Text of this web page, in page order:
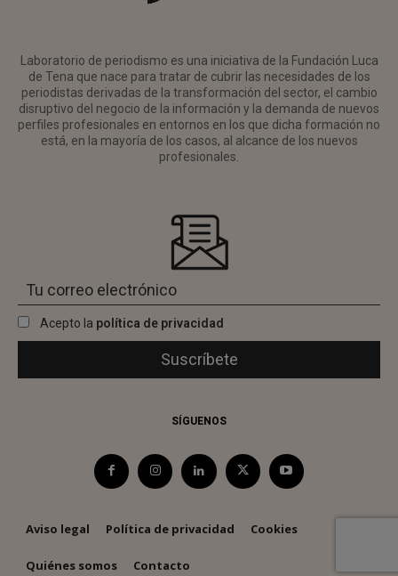
Laboratorio de periodismo es una iniciativa de la Fundación Luca
de Tena que nace para tratar de cubrir las necesidades de los
periodistas derivadas de la transformación del sector, el cambio
disruptivo del negocio de la información y la demanda de nuevos
perfiles profesionales en entornos en los que dicha formación no
está, en la mayoría de los casos, al alcance de los nuevos
profesionales.
Acepto la política de privacidad
SÍGUENOS
Aviso legal Política de privacidad Cookies
Quiénes somos Contacto